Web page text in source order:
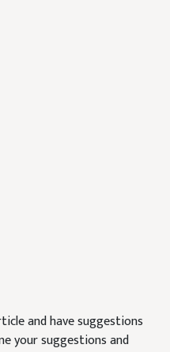
and have suggestions
your suggestions and